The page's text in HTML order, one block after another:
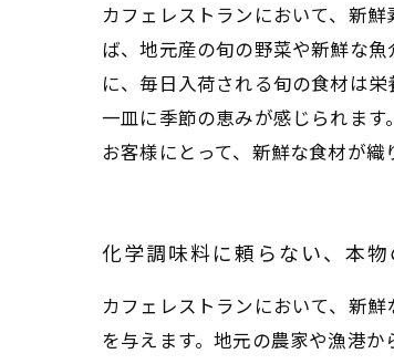
カフェレストランにおいて、新
ば、地元産の旬の野菜や新鮮な
に、毎日入荷される旬の食材は
一皿に季節の恵みが感じられま
お客様にとって、新鮮な食材が織
化学調味料に頼らない、本
カフェレストランにおいて、新
を与えます。地元の農家や漁港